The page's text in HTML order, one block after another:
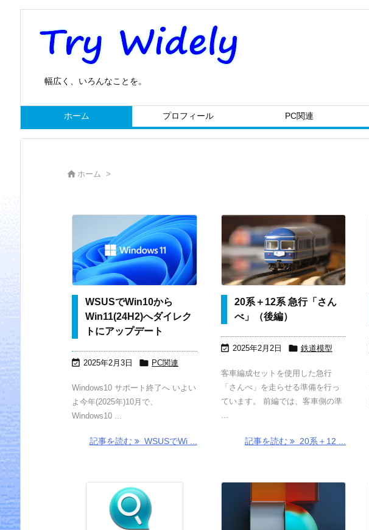
幅広く、いろんなことを。
ホーム プロフィール PC関連
 ホーム >
WSUSでWin10から
Win11(24H2)へダイレク
トにアップデート
 2025年2月3日  PC関連
Windows10 サポート終了へ いよい
よ今年(2025年)10月で、
Windows10 ...
記事を読む WSUSでWi ...
20系＋12系 急行「さん
べ」（後編）
 2025年2月2日  鉄道模型
客車編成セットを使用した急行
「さんべ」を走らせる準備を行っ
ています。 前編では、客車側の準
記事を読む 20系＋12 ...